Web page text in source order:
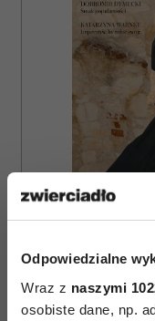
Odpowiedzialne
Wraz z naszymi
osobiste dane, np.